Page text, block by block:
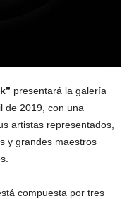
presentará la galería
de 2019, con una
artistas representados,
y grandes maestros
compuesta por tres